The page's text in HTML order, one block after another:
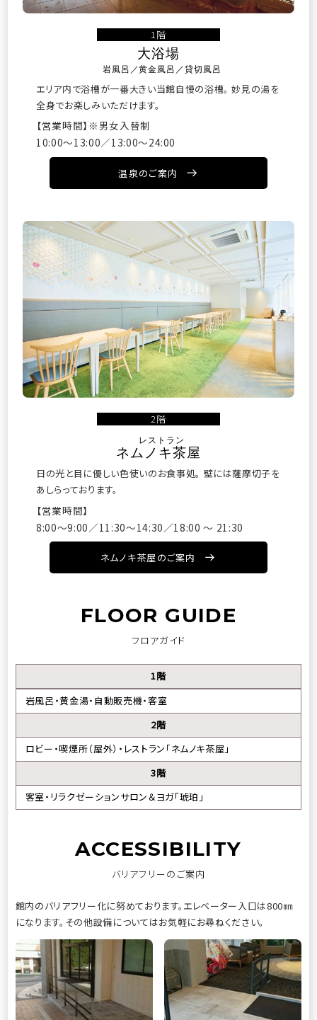
1階
大浴場
岩風呂／黄金風呂／貸切風呂
エリア内で浴槽が一番大きい当館自慢の浴槽。 妙見の湯を
全身でお楽しみいただけます。
【営業時間】※男女入替制
10:00〜13:00／13:00〜24:00
温泉のご案内
2階
レストラン
ネムノキ茶屋
日の光と目に優しい色使いのお食事処。 壁には薩摩切子を
あしらっております。
【営業時間】
8:00〜9:00／11:30～14:30／18:00 ～ 21:30
ネムノキ茶屋のご案内
FLOOR GUIDE
フロアガイド
1階
岩風呂・黄金湯・自動販売機・客室
2階
ロビー・喫煙所（屋外）・レストラン「ネムノキ茶屋」
3階
客室・リラクゼーションサロン＆ヨガ「琥珀」
ACCESSIBILITY
バリアフリーのご案内
館内のバリアフリー化に努めております。エレベーター入口は800㎜
になります。 その他設備についてはお気軽にお尋ねください。